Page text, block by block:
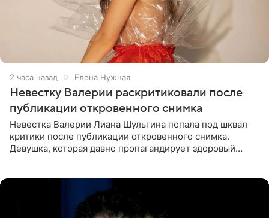
2 часа назад Елена Нужная
Невестку Валерии раскритиковали после
публикации откровенного снимка
Невестка Валерии Лиана Шульгина попала под шквал
критики после публикации откровенного снимка.
Девушка, которая давно пропагандирует здоровый